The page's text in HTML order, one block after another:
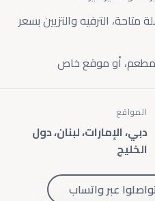
متاحة، الترفيه والتزيين بسعر
مطعم، أو موقع خاص
المواقع
دبي، الإمارات، لبنان، دول
الخليج
عبر واتساب